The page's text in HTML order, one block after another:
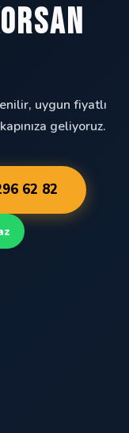
uygun fiyatlı
geliyoruz.
62 82